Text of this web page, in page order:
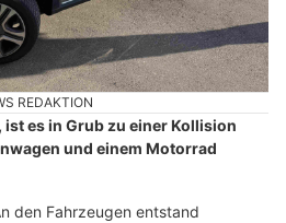
REDAKTION
es in Grub zu einer Kollision
und einem Motorrad
den Fahrzeugen entstand